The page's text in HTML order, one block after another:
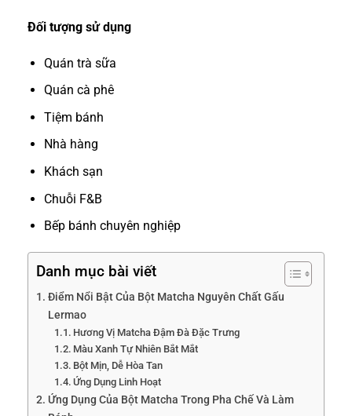
Đối tượng sử dụng
Quán trà sữa
Quán cà phê
Tiệm bánh
Nhà hàng
Khách sạn
Chuỗi F&B
Bếp bánh chuyên nghiệp
Danh mục bài viết
Điểm Nổi Bật Của Bột Matcha Nguyên Chất Gấu
Lermao
Hương Vị Matcha Đậm Đà Đặc Trưng
Màu Xanh Tự Nhiên Bắt Mắt
Bột Mịn, Dễ Hòa Tan
Ứng Dụng Linh Hoạt
Ứng Dụng Của Bột Matcha Trong Pha Chế Và Làm